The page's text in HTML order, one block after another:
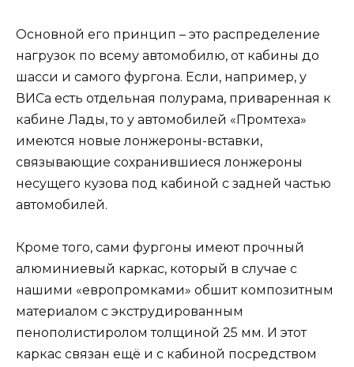
Основной его принцип – это распределение
нагрузок по всему автомобилю, от кабины до
шасси и самого фургона. Если, например, у
ВИСа есть отдельная полурама, приваренная к
кабине Лады, то у автомобилей «Промтеха»
имеются новые лонжероны-вставки,
связывающие сохранившиеся лонжероны
несущего кузова под кабиной с задней частью
автомобилей.
Кроме того, сами фургоны имеют прочный
алюминиевый каркас, который в случае с
нашими «европромками» обшит композитным
материалом с экструдированным
пенополистиролом толщиной 25 мм. И этот
каркас связан ещё и с кабиной посредством